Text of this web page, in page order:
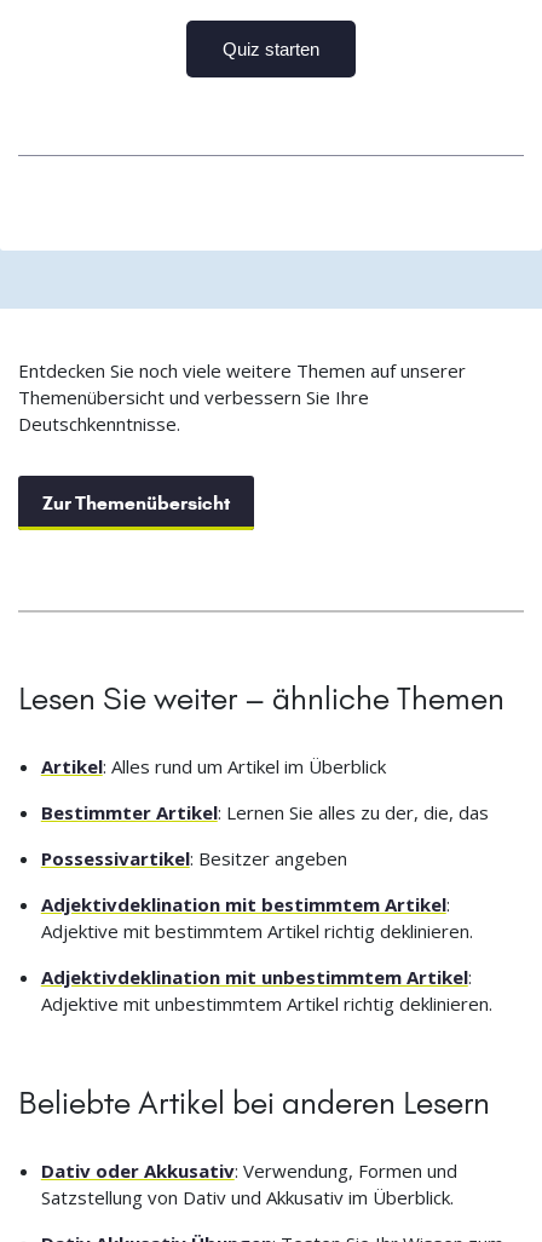
Entdecken Sie noch viele weitere Themen auf unserer
Themenübersicht und verbessern Sie Ihre
Deutschkenntnisse.
Zur Themenübersicht
Lesen Sie weiter – ähnliche Themen
Artikel: Alles rund um Artikel im Überblick
Bestimmter Artikel: Lernen Sie alles zu der, die, das
Possessivartikel: Besitzer angeben
Adjektivdeklination mit bestimmtem Artikel:
Adjektive mit bestimmtem Artikel richtig deklinieren.
Adjektivdeklination mit unbestimmtem Artikel:
Adjektive mit unbestimmtem Artikel richtig deklinieren.
Beliebte Artikel bei anderen Lesern
Dativ oder Akkusativ: Verwendung, Formen und
Satzstellung von Dativ und Akkusativ im Überblick.